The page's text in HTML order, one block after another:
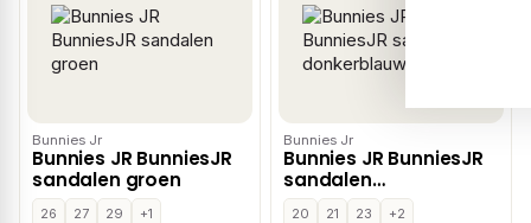
Bunnies Jr
Bunnies JR BunniesJR
sandalen groen
26 27 29
+1
Bunnies Jr
Bunnies JR BunniesJR
sandalen
donkerblauw
20 21 23
+2